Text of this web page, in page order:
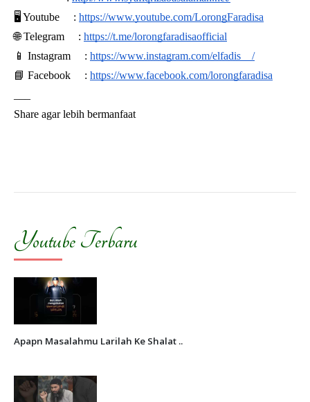
🖥 Youtube
: https://www.youtube.com/LorongFaradisa
🌐 Telegram
: https://t.me/lorongfaradisaofficial
📱 Instagram
: https://www.instagram.com/elfadis__/
📘 Facebook
: https://www.facebook.com/lorongfaradisa
Share agar lebih bermanfaat
Youtube Terbaru
Apapn Masalahmu Larilah Ke Shalat ..